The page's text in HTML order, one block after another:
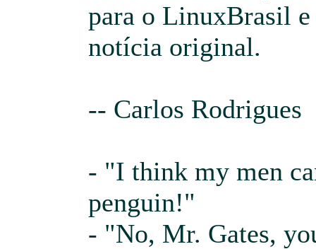
para o LinuxBrasil e
notícia original.
-- Carlos Rodrigues
- "I think my men
penguin!"
- "No, Mr. Gates,